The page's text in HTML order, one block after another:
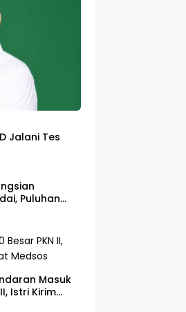
Jalani Tes
Puluhan
Masuk
Istri Kirim